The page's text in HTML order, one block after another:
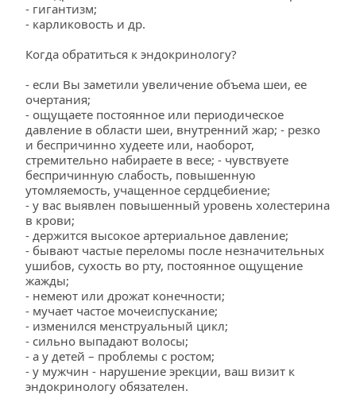
- гигантизм;
- карликовость и др.
Когда обратиться к эндокринологу?
- если Вы заметили увеличение объема шеи, ее
очертания;
- ощущаете постоянное или периодическое
давление в области шеи, внутренний жар; - резко
и беспричинно худеете или, наоборот,
стремительно набираете в весе; - чувствуете
беспричинную слабость, повышенную
утомляемость, учащенное сердцебиение;
- у вас выявлен повышенный уровень холестерина
в крови;
- держится высокое артериальное давление;
- бывают частые переломы после незначительных
ушибов, сухость во рту, постоянное ощущение
жажды;
- немеют или дрожат конечности;
- мучает частое мочеиспускание;
- изменился менструальный цикл;
- сильно выпадают волосы;
- а у детей – проблемы с ростом;
- у мужчин - нарушение эрекции, ваш визит к
эндокринологу обязателен.